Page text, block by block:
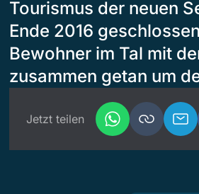
Tourismus der neuen
Ende 2016
Bewohner im Tal mit
zusammen getan um
Jetzt teilen